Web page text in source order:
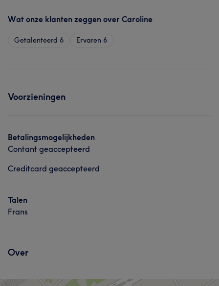
Wat onze klanten zeggen over Caroline
Getalenteerd 6 Ervaren 6
Voorzieningen
Betalingsmogelijkheden
Contant geaccepteerd
Creditcard geaccepteerd
Talen
Frans
Over